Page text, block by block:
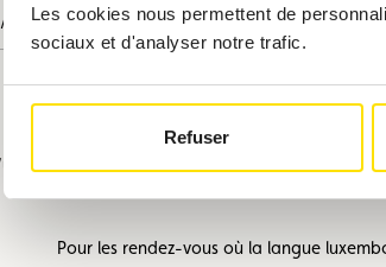
Les cookies nous permettent de
sociaux et d'analyser notre trafic.
Refuser
couples/familles 160 €
réaction rapide et adaptée peut sauver des
Pour les rendez-vous où la langue